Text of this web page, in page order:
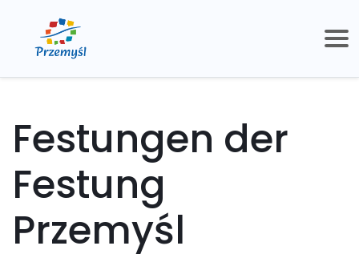
Festungen der
Festung
Przemyśl